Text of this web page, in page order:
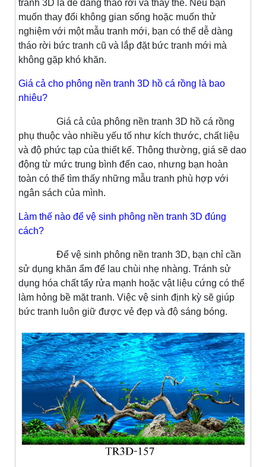
tranh 3D là dễ dàng tháo rời và thay thế. Nếu bạn
muốn thay đổi không gian sống hoặc muốn thử
nghiệm với một mẫu tranh mới, bạn có thể dễ dàng
tháo rời bức tranh cũ và lắp đặt bức tranh mới mà
không gặp khó khăn.
Giá cả cho phông nền tranh 3D hồ cá rồng là bao
nhiêu?
Giá cả của phông nền tranh 3D hồ cá rồng
phụ thuộc vào nhiều yếu tố như kích thước, chất liệu
và độ phức tạp của thiết kế. Thông thường, giá sẽ dao
động từ mức trung bình đến cao, nhưng bạn hoàn
toàn có thể tìm thấy những mẫu tranh phù hợp với
ngân sách của mình.
Làm thế nào để vệ sinh phông nền tranh 3D đúng
cách?
Để vệ sinh phông nền tranh 3D, bạn chỉ cần
sử dụng khăn ẩm để lau chùi nhẹ nhàng. Tránh sử
dụng hóa chất tẩy rửa mạnh hoặc vật liệu cứng có thể
làm hỏng bề mặt tranh. Việc vệ sinh định kỳ sẽ giúp
bức tranh luôn giữ được vẻ đẹp và độ sáng bóng.